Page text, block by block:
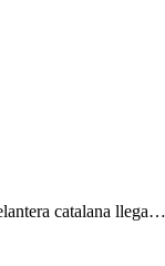
catalana llega…